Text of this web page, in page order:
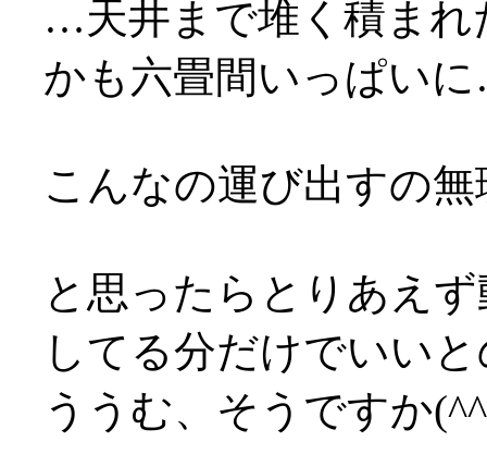
…天井まで堆く積ま
かも六畳間いっぱい
こんなの運び出すの
と思ったらとりあえ
してる分だけでいい
ううむ、そうですか